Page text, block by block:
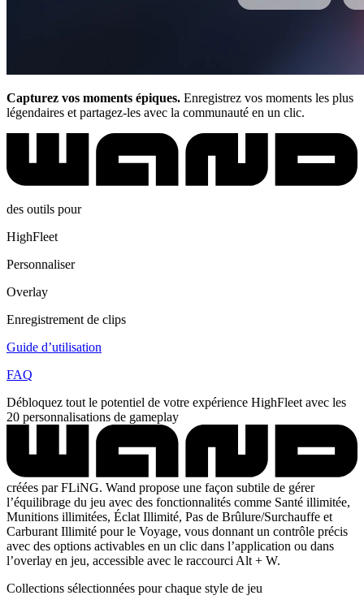
Capturez vos moments épiques. Enregistrez vos moments les plus
légendaires et partagez-les avec la communauté en un clic.
des outils pour
HighFleet
Personnaliser
Overlay
Enregistrement de clips
Guide d’utilisation
FAQ
Débloquez tout le potentiel de votre expérience HighFleet avec les
20 personnalisations de gameplay
créées par FLiNG. Wand propose une façon subtile de gérer
l’équilibrage du jeu avec des fonctionnalités comme Santé illimitée,
Munitions illimitées, Éclat Illimité, Pas de Brûlure/Surchauffe et
Carburant Illimité pour le Voyage, vous donnant un contrôle précis
avec des options activables en un clic dans l’application ou dans
l’overlay en jeu, accessible avec le raccourci Alt + W.
Collections sélectionnées pour chaque style de jeu